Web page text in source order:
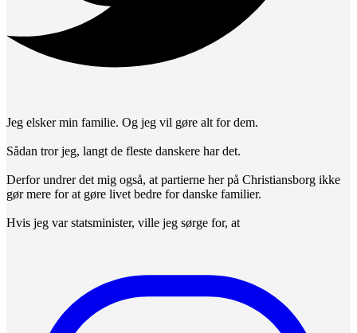
Jeg elsker min familie. Og jeg vil gøre alt for dem.
Sådan tror jeg, langt de fleste danskere har det.
Derfor undrer det mig også, at partierne her på Christiansborg ikke
gør mere for at gøre livet bedre for danske familier.
Hvis jeg var statsminister, ville jeg sørge for, at